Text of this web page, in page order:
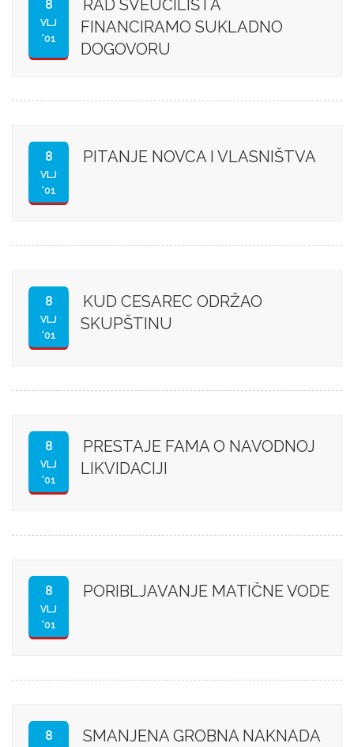
8
VLJ
'01
RAD SVEUČILIŠTA
FINANCIRAMO SUKLADNO
DOGOVORU
8
VLJ
'01
PITANJE NOVCA I VLASNIŠTVA
8
VLJ
'01
KUD CESAREC ODRŽAO
SKUPŠTINU
8
VLJ
'01
PRESTAJE FAMA O NAVODNOJ
LIKVIDACIJI
8
VLJ
'01
PORIBLJAVANJE MATIČNE VODE
8 SMANJENA GROBNA NAKNADA